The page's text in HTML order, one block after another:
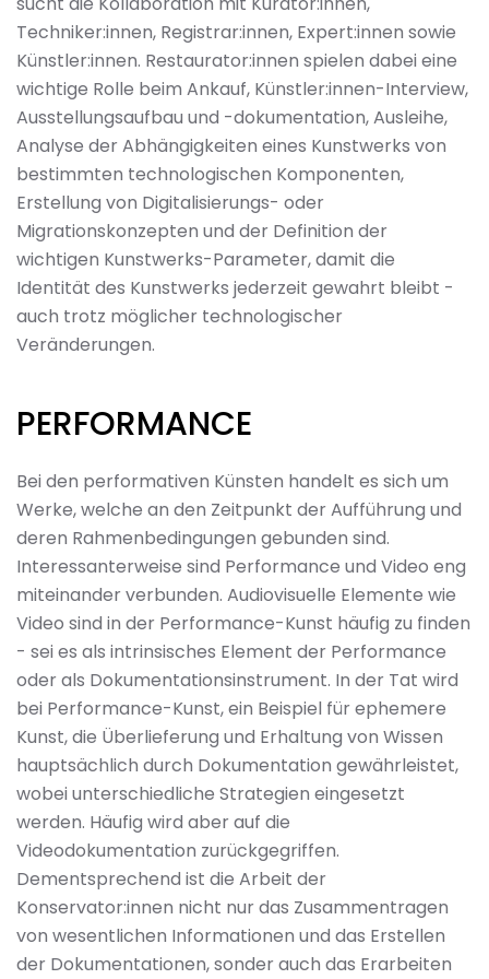
Techniker:innen, Registrar:innen, Expert:innen sowie
Künstler:innen. Restaurator:innen spielen dabei eine
wichtige Rolle beim Ankauf, Künstler:innen-Interview,
Ausstellungsaufbau und -dokumentation, Ausleihe,
Analyse der Abhängigkeiten eines Kunstwerks von
bestimmten technologischen Komponenten,
Erstellung von Digitalisierungs- oder
Migrationskonzepten und der Definition der
wichtigen Kunstwerks-Parameter, damit die
Identität des Kunstwerks jederzeit gewahrt bleibt -
auch trotz möglicher technologischer
Veränderungen.
PERFORMANCE
Bei den performativen Künsten handelt es sich um
Werke, welche an den Zeitpunkt der Aufführung und
deren Rahmenbedingungen gebunden sind.
Interessanterweise sind Performance und Video eng
miteinander verbunden. Audiovisuelle Elemente wie
Video sind in der Performance-Kunst häufig zu finden
- sei es als intrinsisches Element der Performance
oder als Dokumentationsinstrument. In der Tat wird
bei Performance-Kunst, ein Beispiel für ephemere
Kunst, die Überlieferung und Erhaltung von Wissen
hauptsächlich durch Dokumentation gewährleistet,
wobei unterschiedliche Strategien eingesetzt
werden. Häufig wird aber auf die
Videodokumentation zurückgegriffen.
Dementsprechend ist die Arbeit der
Konservator:innen nicht nur das Zusammentragen
von wesentlichen Informationen und das Erstellen
der Dokumentationen, sonder auch das Erarbeiten